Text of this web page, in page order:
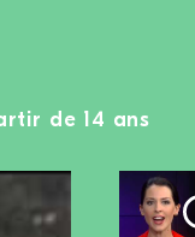
de 14 ans